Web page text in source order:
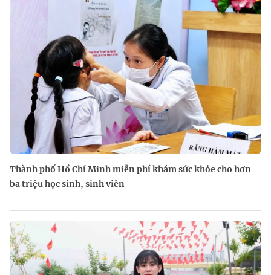
Thành phố Hồ Chí Minh miễn phí khám sức khỏe cho hơn
ba triệu học sinh, sinh viên